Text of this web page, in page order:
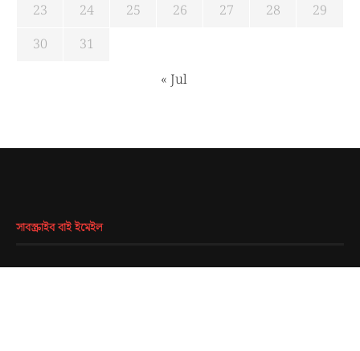
23
24 25 26 27 28
29
30
31
« Jul
সাবস্ক্রাইব বাই ইমেইল